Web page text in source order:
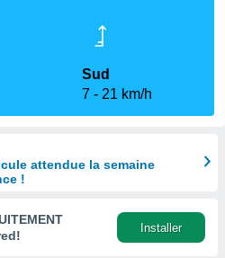
Sud
7
21 km/h
attendue la semaine
!
Installer